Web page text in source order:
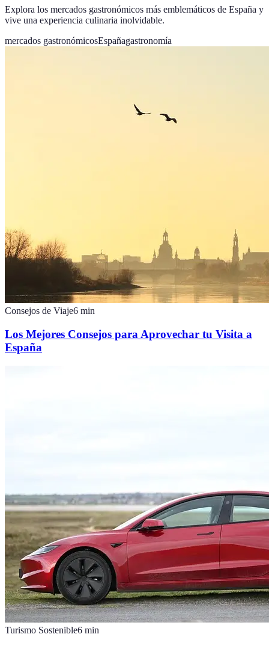
Explora los mercados gastronómicos más emblemáticos de España y
vive una experiencia culinaria inolvidable.
mercados gastronómicosEspañagastronomía
Consejos de Viaje6 min
Los Mejores Consejos para Aprovechar tu Visita a
España
Turismo Sostenible6 min